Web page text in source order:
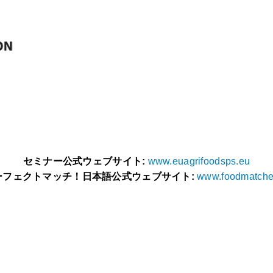
セミナー公式ウェブサイト: www.euagrifoodsps.eu
フェクトマッチ！日本語公式ウェブサイト: